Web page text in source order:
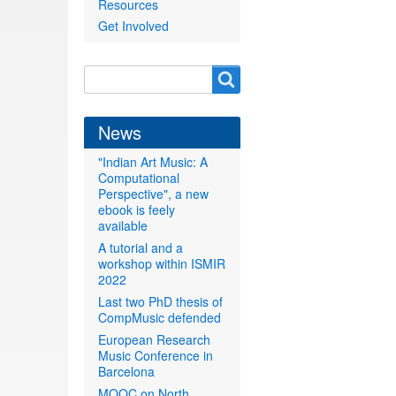
Resources
Get Involved
form
News
"Indian Art Music: A
Computational
Perspective", a new
ebook is feely
available
A tutorial and a
workshop within ISMIR
2022
Last two PhD thesis of
CompMusic defended
European Research
Music Conference in
Barcelona